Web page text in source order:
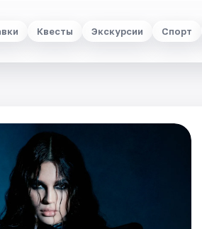
Квесты Экскурсии Спорт